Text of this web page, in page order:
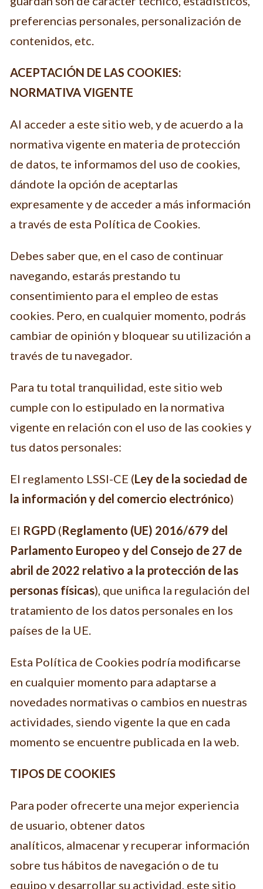
preferencias personales, personalización de
contenidos, etc.
ACEPTACIÓN DE LAS COOKIES:
NORMATIVA VIGENTE
Al acceder a este sitio web, y de acuerdo a la
normativa vigente en materia de protección
de datos, te informamos del uso de cookies,
dándote la opción de aceptarlas
expresamente y de acceder a más información
a través de esta Política de Cookies.
Debes saber que, en el caso de continuar
navegando, estarás prestando tu
consentimiento para el empleo de estas
cookies. Pero, en cualquier momento, podrás
cambiar de opinión y bloquear su utilización a
través de tu navegador.
Para tu total tranquilidad, este sitio web
cumple con lo estipulado en la normativa
vigente en relación con el uso de las cookies y
tus datos personales:
El reglamento LSSI-CE (Ley de la sociedad de
la información y del comercio electrónico)
El RGPD (Reglamento (UE) 2016/679 del
Parlamento Europeo y del Consejo de 27 de
abril de 2022 relativo a la protección de las
personas físicas), que unifica la regulación del
tratamiento de los datos personales en los
países de la UE.
Esta Política de Cookies podría modificarse
en cualquier momento para adaptarse a
novedades normativas o cambios en nuestras
actividades, siendo vigente la que en cada
momento se encuentre publicada en la web.
TIPOS DE COOKIES
Para poder ofrecerte una mejor experiencia
de usuario, obtener datos
analíticos, almacenar y recuperar información
sobre tus hábitos de navegación o de tu
equipo y desarrollar su actividad, este sitio